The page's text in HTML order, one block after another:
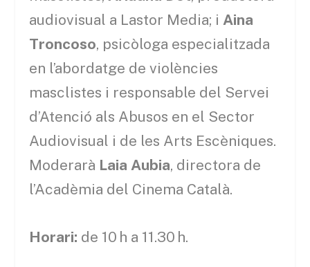
audiovisual a Lastor Media; i Aina
Troncoso, psicòloga especialitzada
en l’abordatge de violències
masclistes i responsable del Servei
d’Atenció als Abusos en el Sector
Audiovisual i de les Arts Escèniques.
Moderarà Laia Aubia, directora de
l’Acadèmia del Cinema Català.
Horari: de 10 h a 11.30 h.